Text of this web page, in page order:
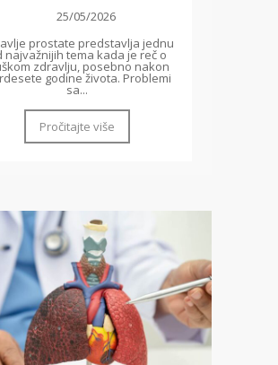
25/05/2026
prostate predstavlja jednu
najvažnijih tema kada je reč o
zdravlju, posebno nakon
godine života. Problemi
sa...
Pročitajte više